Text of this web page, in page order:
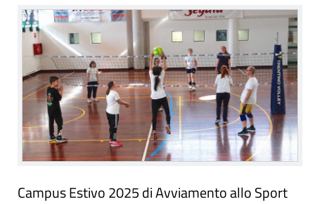
Campus Estivo 2025 di Avviamento allo Sport